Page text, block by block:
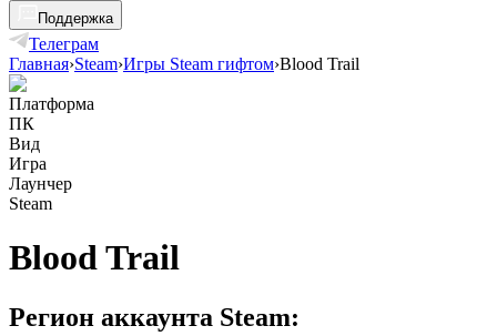
Поддержка
Телеграм
Главная›Steam›Игры Steam гифтом›Blood Trail
Платформа
ПК
Вид
Игра
Лаунчер
Steam
Blood Trail
Регион аккаунта Steam: